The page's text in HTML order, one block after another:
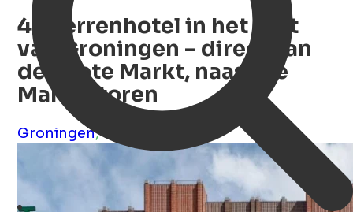
4-sterrenhotel in het hart
van Groningen – direct aan
de Grote Markt, naast de
Martinitoren
Groningen,Groningen